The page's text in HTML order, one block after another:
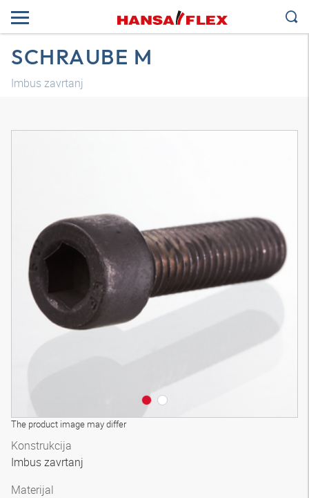
SCHRAUBE M
Imbus zavrtanj
The product image may differ
Konstrukcija
Imbus zavrtanj
Materijal